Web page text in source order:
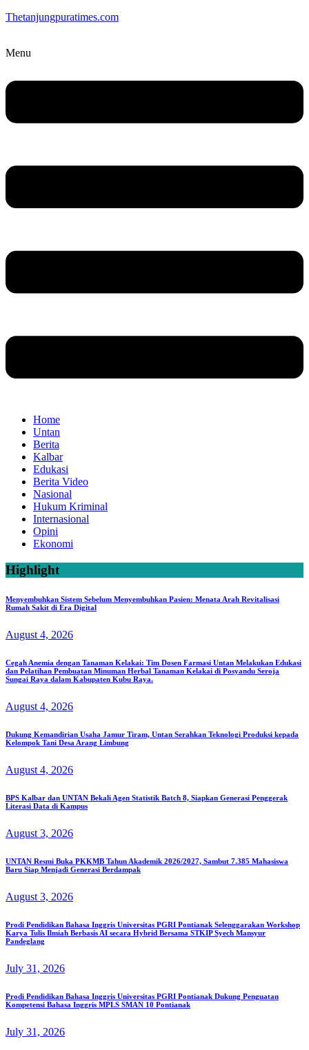
Thetanjungpuratimes.com
Menu
Home
Untan
Berita
Kalbar
Edukasi
Berita Video
Nasional
Hukum Kriminal
Internasional
Opini
Ekonomi
Highlight
Menyembuhkan Sistem Sebelum Menyembuhkan Pasien: Menata Arah Revitalisasi
Rumah Sakit di Era Digital
August 4, 2026
Cegah Anemia dengan Tanaman Kelakai: Tim Dosen Farmasi Untan Melakukan Edukasi
dan Pelatihan Pembuatan Minuman Herbal Tanaman Kelakai di Posyandu Seroja
Sungai Raya dalam Kabupaten Kubu Raya.
August 4, 2026
Dukung Kemandirian Usaha Jamur Tiram, Untan Serahkan Teknologi Produksi kepada
Kelompok Tani Desa Arang Limbung
August 4, 2026
BPS Kalbar dan UNTAN Bekali Agen Statistik Batch 8, Siapkan Generasi Penggerak
Literasi Data di Kampus
August 3, 2026
UNTAN Resmi Buka PKKMB Tahun Akademik 2026/2027, Sambut 7.385 Mahasiswa
Baru Siap Menjadi Generasi Berdampak
August 3, 2026
Prodi Pendidikan Bahasa Inggris Universitas PGRI Pontianak Selenggarakan Workshop
Karya Tulis Ilmiah Berbasis AI secara Hybrid Bersama STKIP Syech Mansyur
Pandeglang
July 31, 2026
Prodi Pendidikan Bahasa Inggris Universitas PGRI Pontianak Dukung Penguatan
Kompetensi Bahasa Inggris MPLS SMAN 10 Pontianak
July 31, 2026